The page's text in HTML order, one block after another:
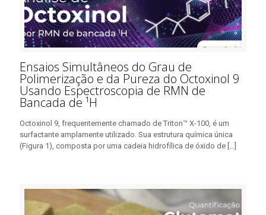
Ensaios Simultâneos do Grau de
Polimerização e da Pureza do Octoxinol 9
Usando Espectroscopia de RMN de
Bancada de ¹H
Octoxinol 9, frequentemente chamado de Triton™ X-100, é um
surfactante amplamente utilizado. Sua estrutura química única
(Figura 1), composta por uma cadeia hidrofílica de óxido de […]